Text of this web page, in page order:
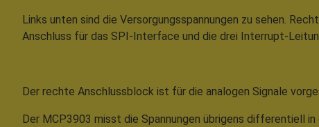
Links unten sind die Versorgungsspannungen zu sehen.
Anschluss für das SPI-Interface und die drei Interrupt-
Der rechte Anschlussblock ist für die analogen Signale
Der MCP3903 misst die Spannungen übrigens differentiell in